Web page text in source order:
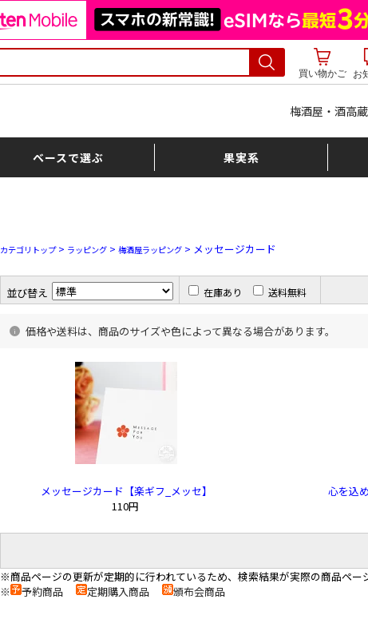
買い物かご
お
梅酒屋・酒高
ベースで選ぶ 果実系
カテゴリトップ> ラッピング > 梅酒屋ラッピング > メッセージカード
並び替え 在庫あり 送料無料
価格や送料は、商品のサイズや色によって異なる場合があります。
メッセージカード【楽ギフ_メッセ】
110円
心を込
※商品ページの更新が定期的に行われているため、検索結果が実際の商品ペ
※
予約商品 定期購入商品 頒布会商品